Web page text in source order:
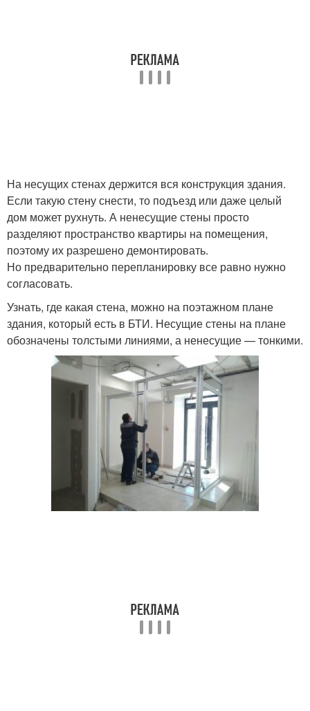
На несущих стенах держится вся конструкция здания.
Если такую стену снести, то подъезд или даже целый
дом может рухнуть. А ненесущие стены просто
разделяют пространство квартиры на помещения,
поэтому их разрешено демонтировать.
Но предварительно перепланировку все равно нужно
согласовать.
Узнать, где какая стена, можно на поэтажном плане
здания, который есть в БТИ. Несущие стены на плане
обозначены толстыми линиями, а ненесущие — тонкими.